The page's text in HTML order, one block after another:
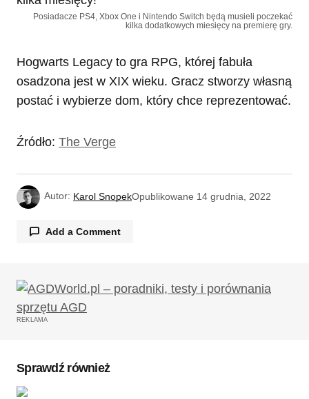
Posiadacze PS4, Xbox One i Nintendo Switch będą musieli poczekać
kilka dodatkowych miesięcy na premierę gry.
Hogwarts Legacy to gra RPG, której fabuła
osadzona jest w XIX wieku. Gracz stworzy własną
postać i wybierze dom, który chce reprezentować.
Źródło: The Verge
Autor: Karol SnopekOpublikowane 14 grudnia, 2022
Add a Comment
Twój adres email nie zostanie opublikowany.
Wymagane pola są oznaczone
REKLAMA
Sprawdź również